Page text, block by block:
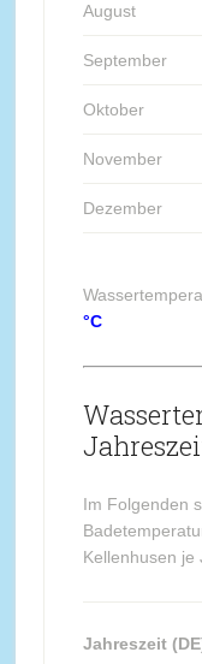
August
September
Oktober
November
Dezember
°C
Im Folgenden
Kellenhusen je
Jahreszeit